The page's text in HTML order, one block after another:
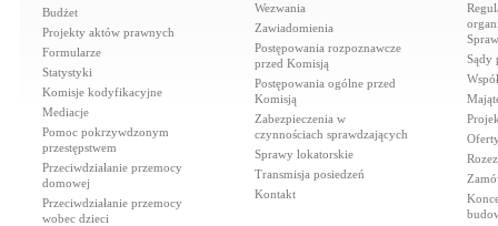
Budżet
Projekty aktów prawnych
Formularze
Statystyki
Komisje kodyfikacyjne
Mediacje
Pomoc pokrzywdzonym
przestępstwem
Przeciwdziałanie przemocy
domowej
Przeciwdziałanie przemocy
wobec dzieci
Wezwania
Zawiadomienia
Postępowania rozpoznawcze
przed Komisją
Postępowania ogólne przed
Komisją
Zabezpieczenia w
czynnościach sprawdzających
Sprawy lokatorskie
Transmisja posiedzeń
Kontakt
Sądy